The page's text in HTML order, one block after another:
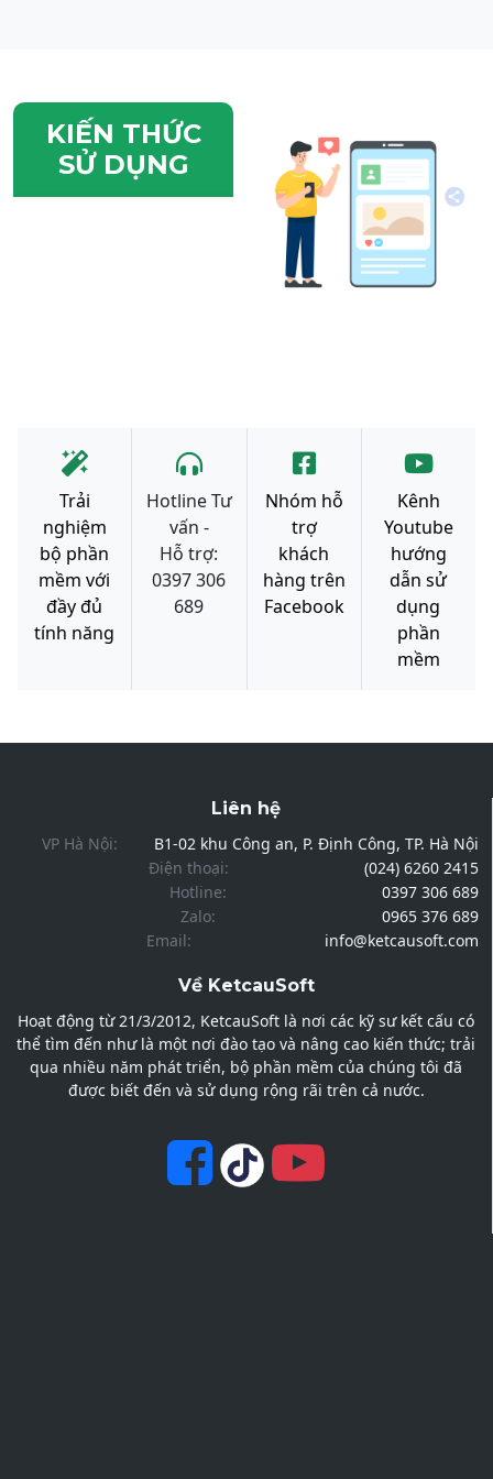
KIẾN THỨC
SỬ DỤNG
Trải
nghiệm
bộ phần
mềm với
đầy đủ
tính năng
Hotline Tư
vấn -
Hỗ trợ:
0397 306
689
Nhóm hỗ
trợ
khách
hàng trên
Facebook
Kênh
Youtube
hướng
dẫn sử
dụng
phần
mềm
Liên hệ
VP Hà Nội:
B1-02 khu Công an, P. Định Công, TP. Hà Nội
Điện thoại:
(024) 6260 2415
Hotline:
0397 306 689
Zalo:
0965 376 689
Email:
info@ketcausoft.com
Về KetcauSoft
Hoạt động từ 21/3/2012, KetcauSoft là nơi các kỹ sư kết cấu có
thể tìm đến như là một nơi đào tạo và nâng cao kiến thức; trải
qua nhiều năm phát triển, bộ phần mềm của chúng tôi đã
được biết đến và sử dụng rộng rãi trên cả nước.